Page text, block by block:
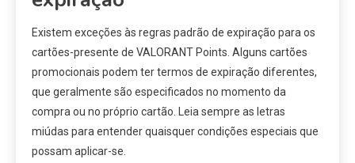
Existem exceções às regras padrão de expiração para os
cartões-presente de VALORANT Points. Alguns cartões
promocionais podem ter termos de expiração diferentes,
que geralmente são especificados no momento da
compra ou no próprio cartão. Leia sempre as letras
miúdas para entender quaisquer condições especiais que
possam aplicar-se.